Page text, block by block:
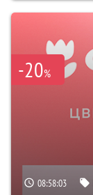
-20%
08:58:02